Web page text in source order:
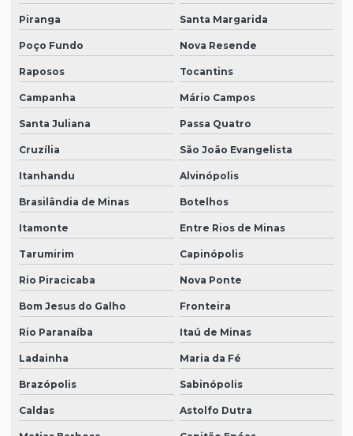
Piranga Santa Margarida
Poço Fundo Nova Resende
Raposos Tocantins
Campanha Mário Campos
Santa Juliana Passa Quatro
Cruzília São João Evangelista
Itanhandu Alvinópolis
Brasilândia de Minas Botelhos
Itamonte Entre Rios de Minas
Tarumirim Capinópolis
Rio Piracicaba Nova Ponte
Bom Jesus do Galho Fronteira
Rio Paranaíba Itaú de Minas
Ladainha Maria da Fé
Brazópolis Sabinópolis
Caldas Astolfo Dutra